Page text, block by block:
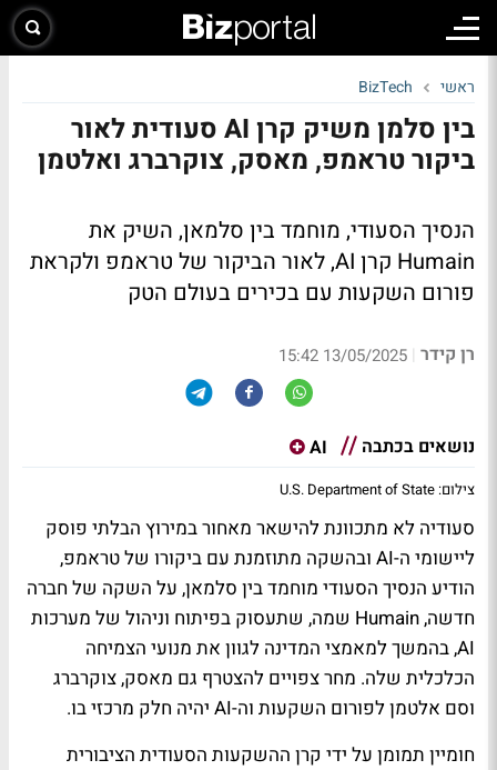
ראשי BizTech
בין סלמן משיק קרן AI סעודית לאור
ביקור טראמפ, מאסק, צוקרברג ואלטמן
הנסיך הסעודי, מוחמד בין סלמאן, השיק את
Humain קרן AI, לאור הביקור של טראמפ ולקראת
פורום השקעות עם בכירים בעולם הטק
רן קידר |
13/05/2025 15:42
נושאים בכתבה AI
צילום: U.S. Department of State
סעודיה לא מתכוונת להישאר מאחור במירוץ הבלתי פוסק
ליישומי ה-AI ובהשקה מתוזמנת עם ביקורו של טראמפ,
הודיע הנסיך הסעודי מוחמד בין סלמאן, על השקה של חברה
חדשה, Humain שמה, שתעסוק בפיתוח וניהול של מערכות
AI, בהמשך למאמצי המדינה לגוון את מנועי הצמיחה
הכלכלית שלה. מחר צפויים להצטרף גם מאסק, צוקרברג
וסם אלטמן לפורום השקעות וה-AI יהיה חלק מרכזי בו.
חומיין תמומן על ידי קרן ההשקעות הסעודית הציבורית